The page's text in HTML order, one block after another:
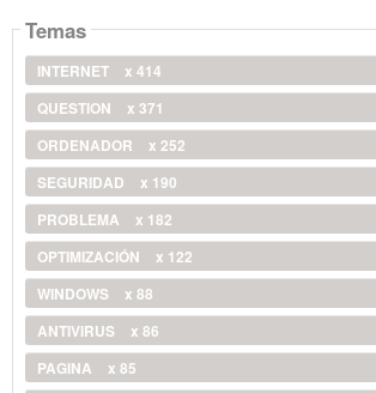
Temas
INTERNET
x 414
QUESTION
x 371
ORDENADOR
x 252
SEGURIDAD
x 190
PROBLEMA
x 182
OPTIMIZACIÓN
x 122
WINDOWS
x 88
ANTIVIRUS
x 86
PAGINA
x 85